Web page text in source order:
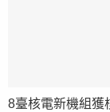
8臺核電新機組獲